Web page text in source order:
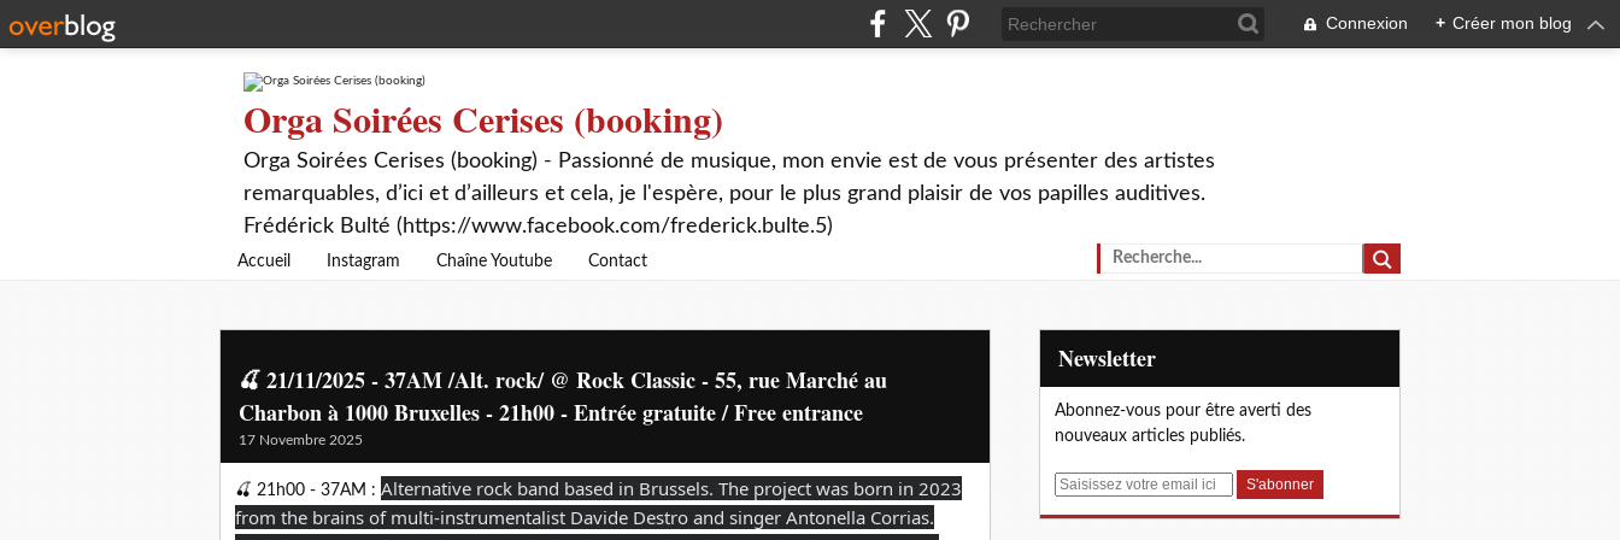
Connexion + Créer mon blog
Orga Soirées Cerises (booking)
Orga Soirées Cerises (booking) - Passionné de musique, mon envie est de vous présenter des artistes
remarquables, d’ici et d’ailleurs et cela, je l'espère, pour le plus grand plaisir de vos papilles auditives.
Frédérick Bulté (https://www.facebook.com/frederick.bulte.5)
Accueil Instagram Chaîne Youtube Contact
🍒 21/11/2025 - 37AM /Alt. rock/ @ Rock Classic - 55, rue Marché au
Charbon à 1000 Bruxelles - 21h00 - Entrée gratuite / Free entrance
17 Novembre 2025
🍒 21h00 - 37AM : Alternative rock band based in Brussels. The project was born in 2023
from the brains of multi-instrumentalist Davide Destro and singer Antonella Corrias.
Newsletter
Abonnez-vous pour être averti des
nouveaux articles publiés.
E